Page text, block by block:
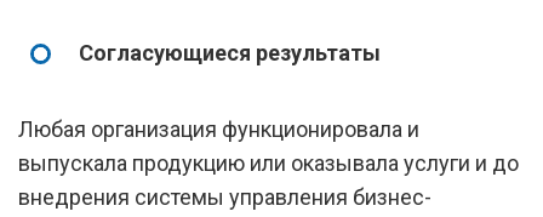
Согласующиеся результаты
Любая организация функционировала и
выпускала продукцию или оказывала услуги и до
внедрения системы управления бизнес-